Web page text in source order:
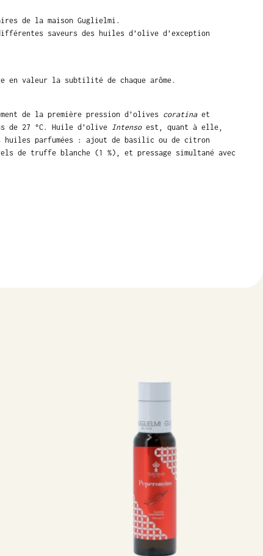
de la maison Guglielmi.
saveurs des huiles d’olive d’exception
valeur la subtilité de chaque arôme.
de la première pression d’olives coratinaet
de 27 °C. Huile d’olive Intensoest, quant à elle,
huiles parfumées : ajout de basilic ou de citron
de truffe blanche (1 %), et pressage simultané avec